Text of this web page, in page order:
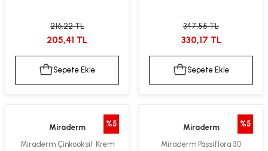
216,22 TL
205,41 TL
Sepete Ekle
347,55 TL
330,17 TL
Sepete Ekle
%5
Miraderm
Miraderm Çinkooksit Krem
%5
Miraderm
Miraderm Passiflora 30